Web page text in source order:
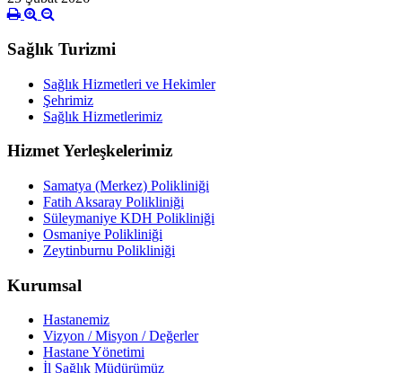
Sağlık Turizmi
Sağlık Hizmetleri ve Hekimler
Şehrimiz
Sağlık Hizmetlerimiz
Hizmet Yerleşkelerimiz
Samatya (Merkez) Polikliniği
Fatih Aksaray Polikliniği
Süleymaniye KDH Polikliniği
Osmaniye Polikliniği
Zeytinburnu Polikliniği
Kurumsal
Hastanemiz
Vizyon / Misyon / Değerler
Hastane Yönetimi
İl Sağlık Müdürümüz